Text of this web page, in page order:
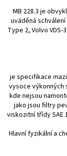
MB 228.3 je
uváděná schválení
Type 2, Volvo VDS-
je specifikace
vysoce
kde nejsou
jako jsou filtry
viskozitní třídy SAE
Hlavní fyzikální a